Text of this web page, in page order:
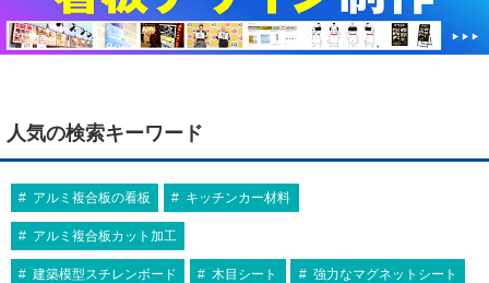
人気の検索キーワード
アルミ複合板の看板 キッチンカー材料
アルミ複合板カット加工
建築模型スチレンボード 木目シート 強力なマグネットシート